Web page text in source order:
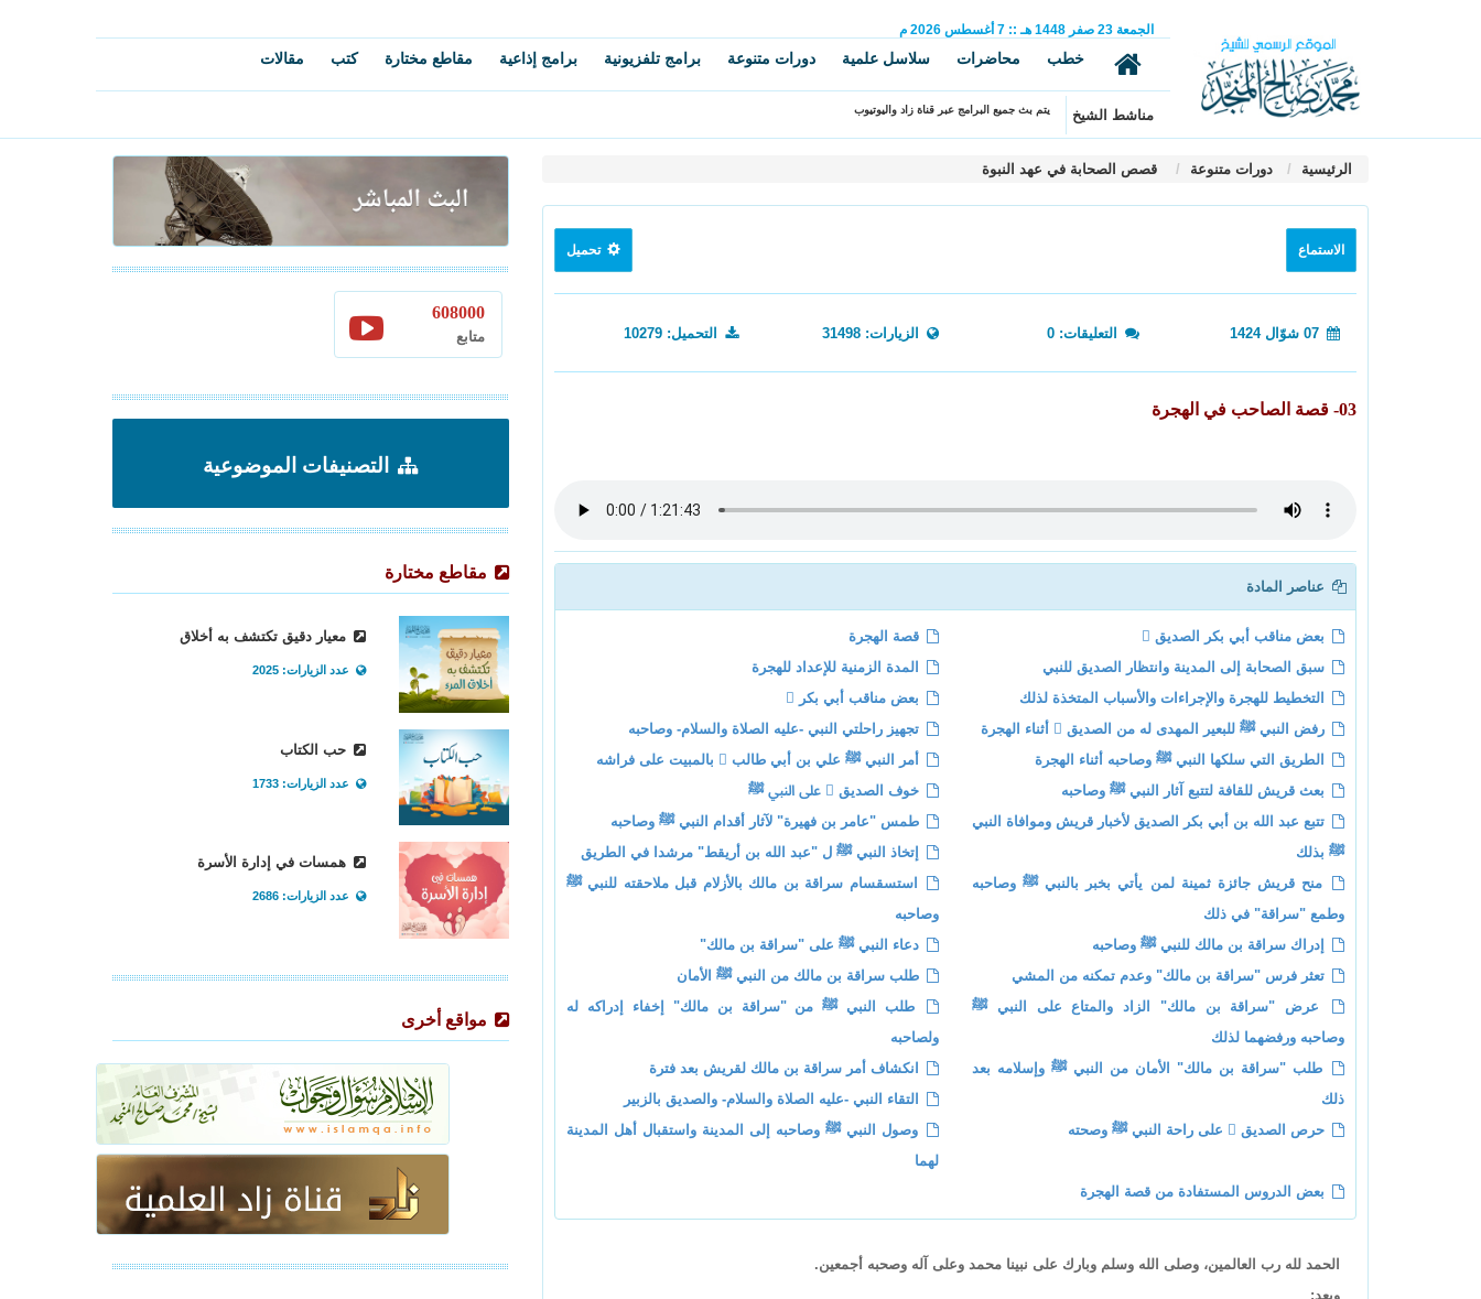
الجمعة 23 صفر 1448 هـ ::
7 أغسطس 2026 م
خطب محاضرات سلاسل علمية دورات متنوعة برامج تلفزيونية برامج إذاعية مقاطع مختارة كتب مقالات
مناشط الشيخ يتم بث جميع البرامج عبر قناة زاد واليوتيوب
الرئيسية دورات متنوعة قصص الصحابة في عهد النبوة
الاستماع تحميل
التعليقات: 0 الزيارات: 31498 التحميل: 10279
03- قصة الصاحب في الهجرة
عناصر المادة
بعض مناقب أبي بكر الصديق 
قصة الهجرة
سبق الصحابة إلى المدينة وانتظار الصديق للنبي
المدة الزمنية للإعداد للهجرة
التخطيط للهجرة والإجراءات والأسباب المتخذة لذلك
بعض مناقب أبي بكر 
رفض النبي ﷺ للبعير المهدى له من الصديق  أثناء الهجرة
تجهيز راحلتي النبي -عليه الصلاة والسلام- وصاحبه
الطريق التي سلكها النبي ﷺ وصاحبه أثناء الهجرة
أمر النبي ﷺ علي بن أبي طالب  بالمبيت على فراشه
بعث قريش للقافة لتتبع آثار النبي ﷺ وصاحبه
خوف الصديق  على النبي ﷺ
تتبع عبد الله بن أبي بكر الصديق لأخبار قريش وموافاة النبي
ﷺ بذلك
طمس "عامر بن فهيرة" لآثار أقدام النبي ﷺ وصاحبه
إتخاذ النبي ﷺ ل "عبد الله بن أريقط" مرشدا في الطريق
منح قريش جائزة ثمينة لمن يأتي بخبر بالنبي ﷺ وصاحبه
وطمع "سراقة" في ذلك
استسقسام سراقة بن مالك بالأزلام قبل ملاحقته للنبي ﷺ
وصاحبه
إدراك سراقة بن مالك للنبي ﷺ وصاحبه
دعاء النبي ﷺ على "سراقة بن مالك"
تعثر فرس "سراقة بن مالك" وعدم تمكنه من المشي
طلب سراقة بن مالك من النبي ﷺ الأمان
عرض "سراقة بن مالك" الزاد والمتاع على النبي ﷺ
وصاحبه ورفضهما لذلك
طلب النبي ﷺ من "سراقة بن مالك" إخفاء إدراكه له
ولصاحبه
طلب "سراقة بن مالك" الأمان من النبي ﷺ وإسلامه بعد
ذلك
انكشاف أمر سراقة بن مالك لقريش بعد فترة
التقاء النبي -عليه الصلاة والسلام- والصديق بالزبير
حرص الصديق  على راحة النبي ﷺ وصحته
وصول النبي ﷺ وصاحبه إلى المدينة واستقبال أهل المدينة
لهما
بعض الدروس المستفادة من قصة الهجرة
الحمد لله رب العالمين، وصلى الله وسلم وبارك على نبينا محمد وعلى آله وصحبه أجمعين.
وبعد:
608000
متابع
التصنيفات الموضوعية
مقاطع مختارة
معيار دقيق تكتشف به أخلاق
عدد الزيارات: 2025
حب الكتاب
عدد الزيارات: 1733
همسات في إدارة الأسرة
عدد الزيارات: 2686
مواقع أخرى